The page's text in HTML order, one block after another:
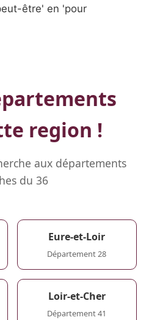
être' en 'pour
region !
aux départements
du 36
Eure-et-Loir
Département 28
Loir-et-Cher
Département 41